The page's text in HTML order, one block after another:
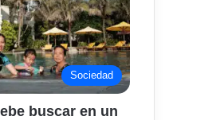
Sociedad
buscar en un